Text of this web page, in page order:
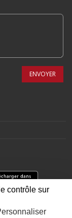
ENVOYER
CONNEXION
contrôle sur